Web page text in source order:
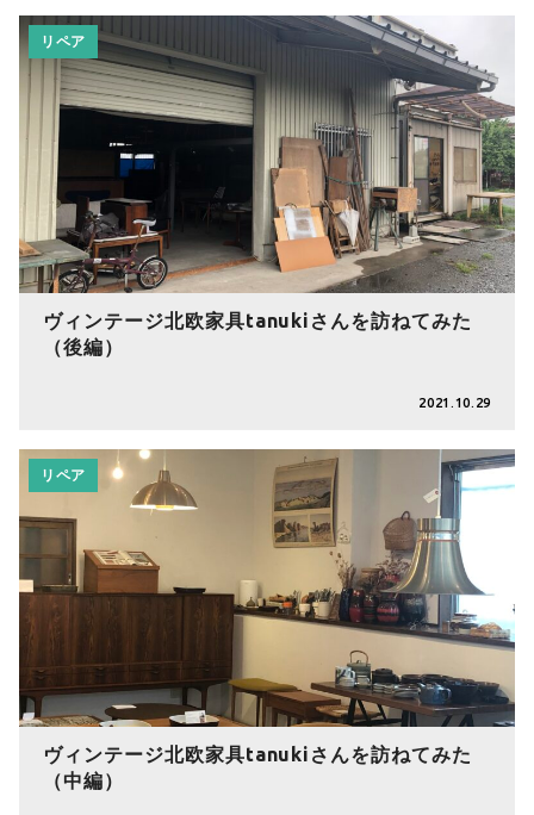
ヴィンテージ北欧家具tanukiさんを訪ねてみた
（後編）
2021.10.29
リペア
ヴィンテージ北欧家具tanukiさんを訪ねてみた
（中編）
リペア